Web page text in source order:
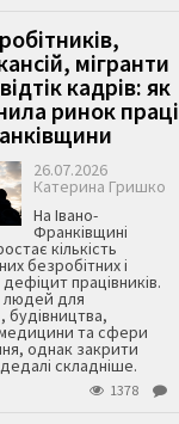
мігранти
кадрів: як
ринок праці
26.07.2026
Катерина Гришко
На Івано-
Франківщині
кількість
безробітних і
працівників.
людей для
будівництва,
та сфери
однак закрити
дедалі складніше.
1378